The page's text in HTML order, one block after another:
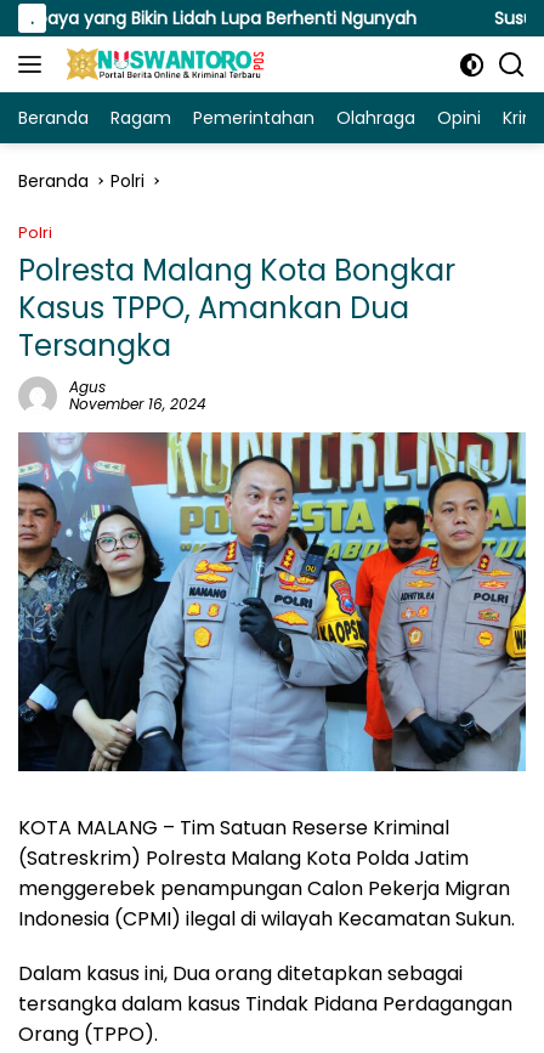
Langsung
ke
konten
.
Bikin Lidah Lupa Berhenti Ngunyah Susuri Jalanan
Beranda Ragam Pemerintahan Olahraga Opini
Beranda Polri
Polri
Polresta Malang Kota Bongkar
Kasus TPPO, Amankan Dua
Tersangka
Agus
November 16, 2024
KOTA MALANG – Tim Satuan Reserse Kriminal
(Satreskrim) Polresta Malang Kota Polda Jatim
menggerebek penampungan Calon Pekerja Migran
Indonesia (CPMI) ilegal di wilayah Kecamatan Sukun.
Dalam kasus ini, Dua orang ditetapkan sebagai
tersangka dalam kasus Tindak Pidana Perdagangan
Orang (TPPO).